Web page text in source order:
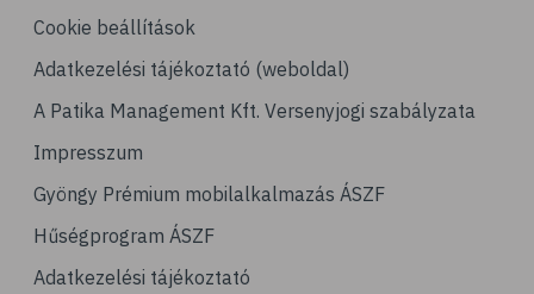
# stresszcsökkentés
# avokádó
# tej
# áfonya
Cookie beállítások
Adatkezelési tájékoztató (weboldal)
A Patika Management Kft. Versenyjogi szabályzata
Impresszum
Gyöngy Prémium mobilalkalmazás ÁSZF
Hűségprogram ÁSZF
Adatkezelési tájékoztató